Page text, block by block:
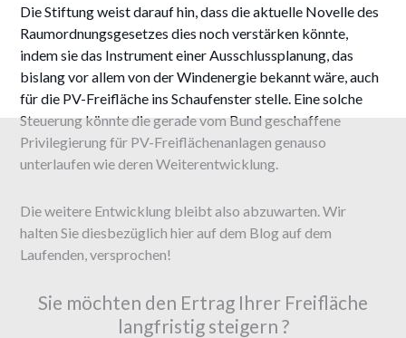
Die Stiftung weist darauf hin, dass die aktuelle Novelle des
Raumordnungsgesetzes dies noch verstärken könnte,
indem sie das Instrument einer Ausschlussplanung, das
bislang vor allem von der Windenergie bekannt wäre, auch
für die PV-Freifläche ins Schaufenster stelle. Eine solche
Steuerung könnte die gerade vom Bund geschaffene
Privilegierung für PV-Freiflächenanlagen genauso
unterlaufen wie deren Weiterentwicklung.
Die weitere Entwicklung bleibt also abzuwarten. Wir
halten Sie diesbezüglich hier auf dem Blog auf dem
Laufenden, versprochen!
Sie möchten den Ertrag Ihrer Freifläche
langfristig steigern ?